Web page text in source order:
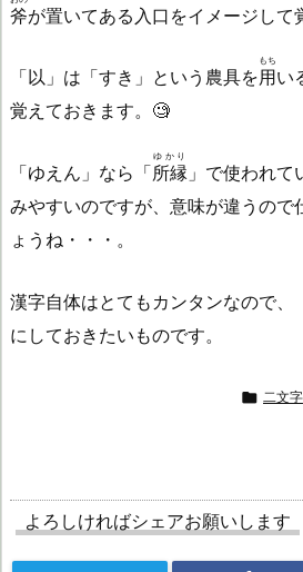
斧が置いてある入口をイメージして
「以」は「すき」という農具を用
もち
い
覚えておきます。🧐
「ゆえん」なら「所縁
ゆかり
」で使われ
みやすいのですが、意味が違うので
ょうね・・・。
漢字自体はとてもカンタンなので、
にしておきたいものです。
 二文字
よろしければシェアお願いします